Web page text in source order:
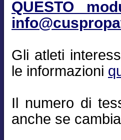
QUESTO
Gli atleti
le informazioni
Il numero di
anche se